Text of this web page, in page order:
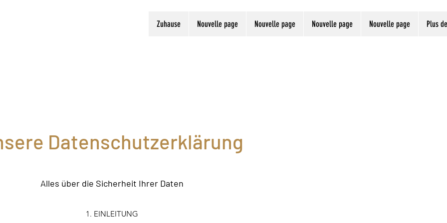
Zuhause Nouvelle page Nouvelle page Nouvelle page Nouvelle page Plus
Datenschutzerklärung
Alles über die Sicherheit Ihrer Daten
1. EINLEITUNG